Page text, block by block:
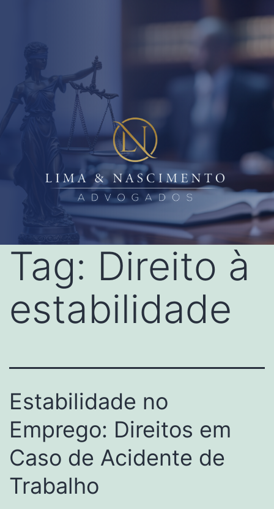
Tag: Direito à
estabilidade
Estabilidade no
Emprego: Direitos em
Caso de Acidente de
Trabalho